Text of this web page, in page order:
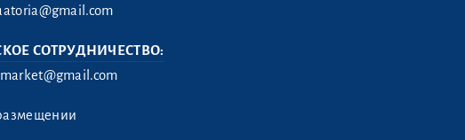
СОТРУДНИЧЕСТВО: